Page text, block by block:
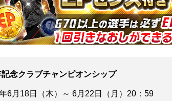
記念クラブチャンピオンシップ
6月18日（木）～ 6月22日（月）20：59